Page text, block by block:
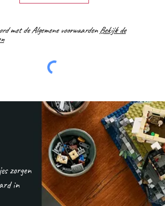
met de Algemene voorwaarden Bekijk de
zorgen
in